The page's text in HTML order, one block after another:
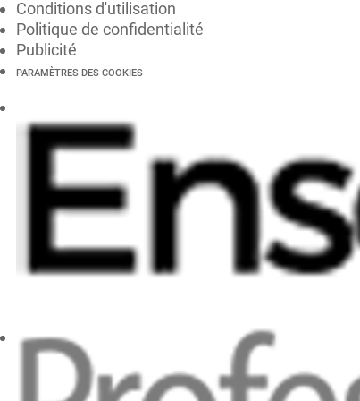
Conditions d'utilisation
Politique de confidentialité
Publicité
PARAMÈTRES DES COOKIES